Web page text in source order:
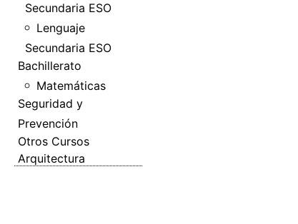
Secundaria ESO
Lenguaje
Secundaria ESO
Bachillerato
Matemáticas
Seguridad y
Prevención
Otros Cursos
Arquitectura